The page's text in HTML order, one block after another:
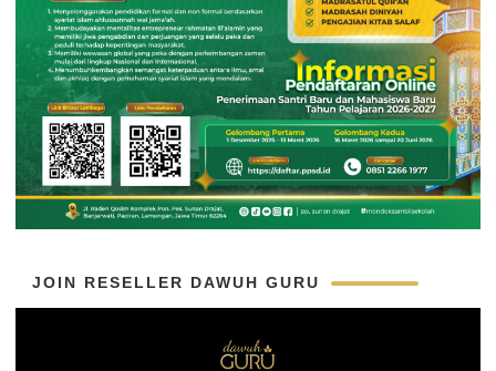
JOIN RESELLER DAWUH GURU